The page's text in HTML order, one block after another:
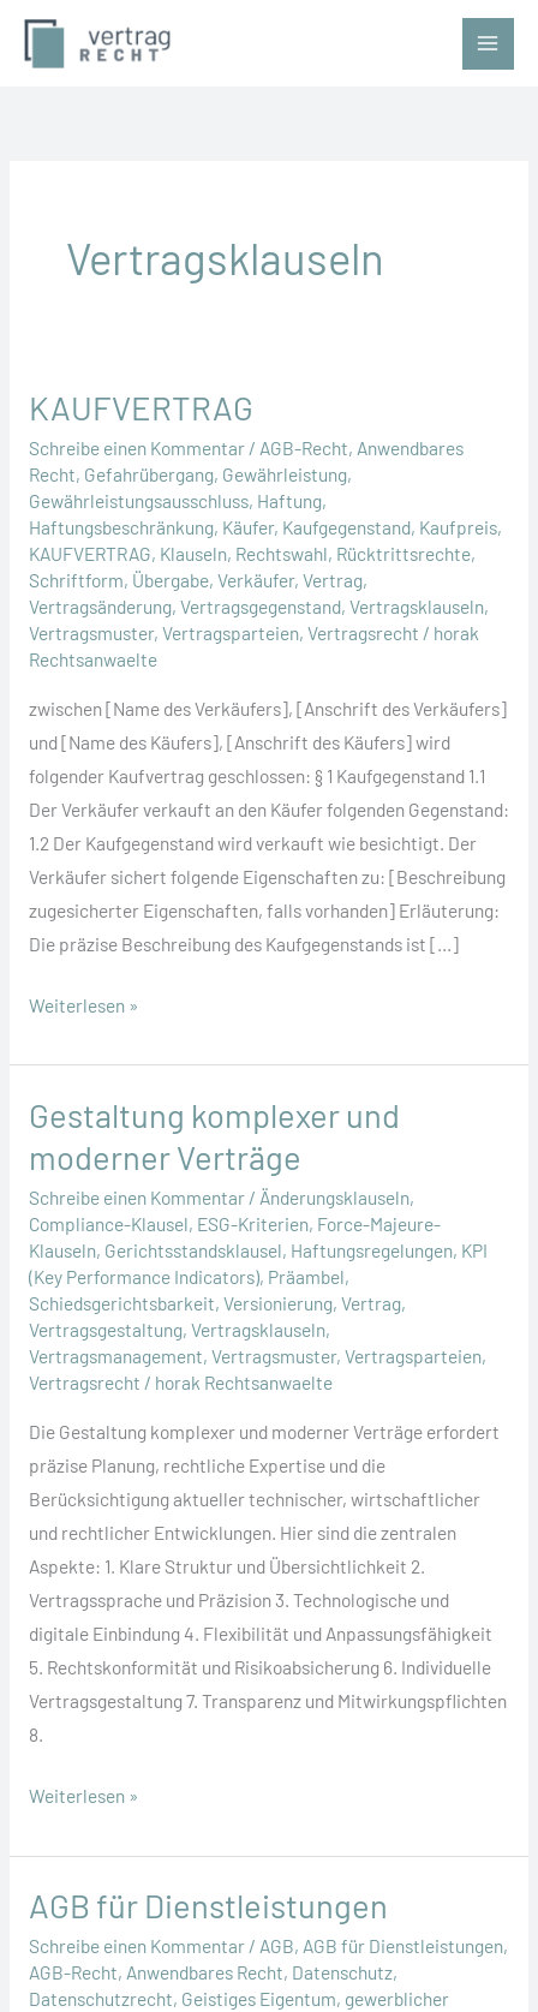
Zum
Vertragsklauseln
KAUFVERTRAG
Schreibe einen Kommentar / AGB-Recht, Anwendbares
Recht, Gefahrübergang, Gewährleistung,
Gewährleistungsausschluss, Haftung,
Haftungsbeschränkung, Käufer, Kaufgegenstand, Kaufpreis,
KAUFVERTRAG, Klauseln, Rechtswahl, Rücktrittsrechte,
Schriftform, Übergabe, Verkäufer, Vertrag,
Vertragsänderung, Vertragsgegenstand, Vertragsklauseln,
Vertragsmuster, Vertragsparteien, Vertragsrecht / horak
Rechtsanwaelte
zwischen [Name des Verkäufers], [Anschrift des Verkäufers]
und [Name des Käufers], [Anschrift des Käufers] wird
folgender Kaufvertrag geschlossen: § 1 Kaufgegenstand 1.1
Der Verkäufer verkauft an den Käufer folgenden Gegenstand:
1.2 Der Kaufgegenstand wird verkauft wie besichtigt. Der
Verkäufer sichert folgende Eigenschaften zu: [Beschreibung
zugesicherter Eigenschaften, falls vorhanden] Erläuterung:
Die präzise Beschreibung des Kaufgegenstands ist […]
KAUFVERTRAG
Weiterlesen »
Gestaltung komplexer und
moderner Verträge
Schreibe einen Kommentar / Änderungsklauseln,
Compliance-Klausel, ESG-Kriterien, Force-Majeure-
Klauseln, Gerichtsstandsklausel, Haftungsregelungen, KPI
(Key Performance Indicators), Präambel,
Schiedsgerichtsbarkeit, Versionierung, Vertrag,
Vertragsgestaltung, Vertragsklauseln,
Vertragsmanagement, Vertragsmuster, Vertragsparteien,
Vertragsrecht / horak Rechtsanwaelte
Die Gestaltung komplexer und moderner Verträge erfordert
präzise Planung, rechtliche Expertise und die
Berücksichtigung aktueller technischer, wirtschaftlicher
und rechtlicher Entwicklungen. Hier sind die zentralen
Aspekte: 1. Klare Struktur und Übersichtlichkeit 2.
Vertragssprache und Präzision 3. Technologische und
digitale Einbindung 4. Flexibilität und Anpassungsfähigkeit
5. Rechtskonformität und Risikoabsicherung 6. Individuelle
Vertragsgestaltung 7. Transparenz und Mitwirkungspflichten
8.
Gestaltung
und
moderner
Weiterlesen »
AGB für Dienstleistungen
Schreibe einen Kommentar / AGB, AGB für Dienstleistungen,
AGB-Recht, Anwendbares Recht, Datenschutz,
Datenschutzrecht, Geistiges Eigentum, gewerblicher